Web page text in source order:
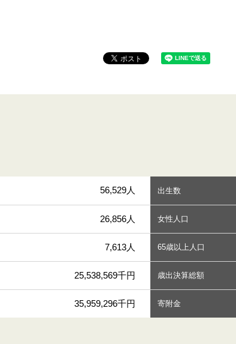
56,529人 出生数
26,856人 女性人口
7,613人 65歳以上人口
25,538,569千円 歳出決算総額
35,959,296千円 寄附金